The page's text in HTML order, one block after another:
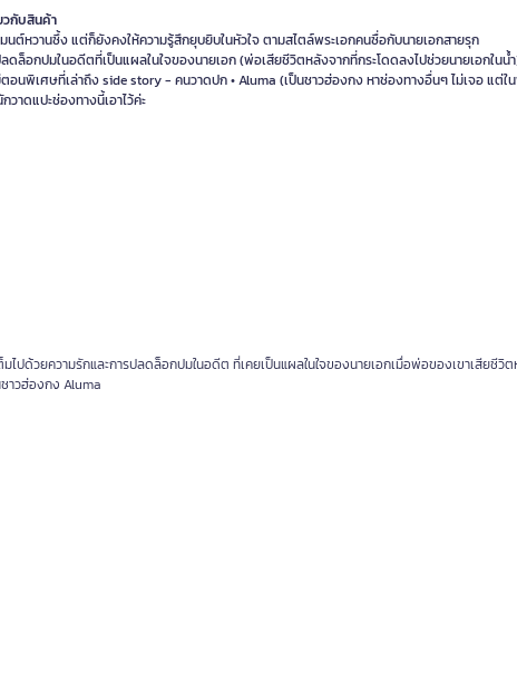
วกับสินค้า
มนต์หวานซึ้ง แต่ก็ยังคงให้ความรู้สึกยุบยิบในหัวใจ ตามสไตล์พระเอกคนซื่อกับนายเอกสายรุก
ดล็อกปมในอดีตที่เป็นแผลในใจของนายเอก (พ่อเสียชีวิตหลังจากที่กระโดดลงไปช่วยนายเอกในน้
อนพิเศษที่เล่าถึง side story - คนวาดปก • Aluma (เป็นชาวฮ่องกง หาช่องทางอื่นๆ ไม่เจอ แต่ใ
กวาดแปะช่องทางนี้เอาไว้ค่ะ
ไปด้วยความรักและการปลดล็อกปมในอดีต ที่เคยเป็นแผลในใจของนายเอกเมื่อพ่อของเขาเสียชีวิ
าวฮ่องกง Aluma